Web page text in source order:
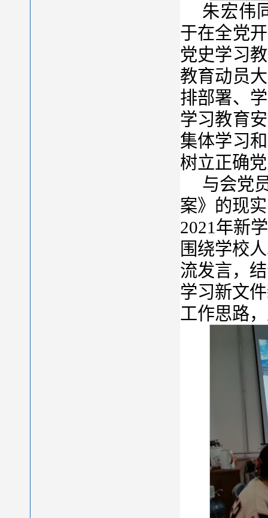
朱宏伟
于在全党
党史学习
教育动员
排部署、
学习教育
集体学习
树立正确
与会党
案》的现
2021年新
围绕学校
流发言，
学习新文
工作思路